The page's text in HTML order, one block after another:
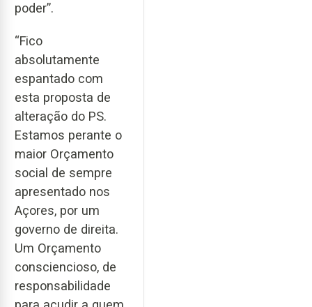
poder”.
“Fico
absolutamente
espantado com
esta proposta de
alteração do PS.
Estamos perante o
maior Orçamento
social de sempre
apresentado nos
Açores, por um
governo de direita.
Um Orçamento
consciencioso, de
responsabilidade